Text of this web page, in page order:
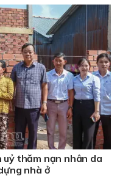
thăm nạn nhân da
nhà ở